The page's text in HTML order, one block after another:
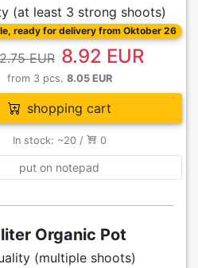
(at least 3 strong shoots)
ready for delivery from Oktober 26
EUR 8.92 EUR
from 3 pcs. 8.05 EUR
shopping cart
In stock: ~20 / 0
put on notepad
Organic Pot
(multiple shoots)